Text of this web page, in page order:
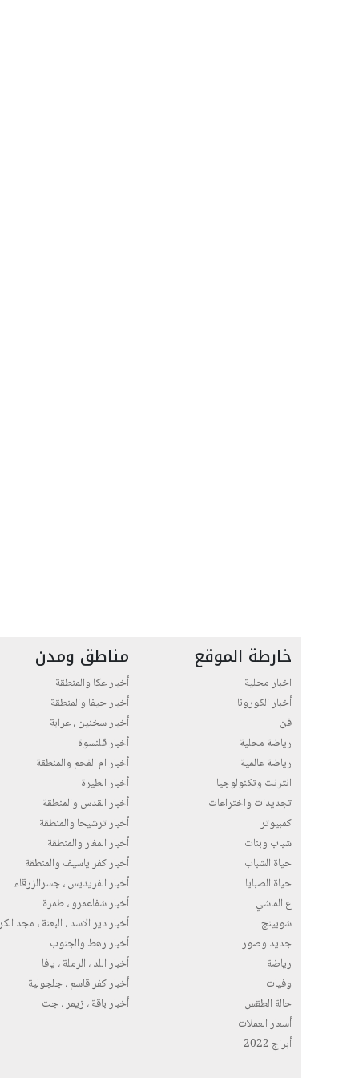
خارطة الموقع
اخبار محلية
أخبار الكورونا
فن
رياضة محلية
رياضة عالمية
انترنت وتكنولوجيا
تجديدات واختراعات
كمبيوتر
شباب وبنات
حياة الشباب
حياة الصبايا
ع الماشي
شوبينج
جديد وصور
رياضة
وفيات
حالة الطقس
أسعار العملات
أبراج 2022
مناطق ومدن
أخبار عكا والمنطقة
أخبار حيفا والمنطقة
أخبار سخنين ، عرابة
أخبار قلنسوة
أخبار ام الفحم والمنطقة
أخبار الطيرة
أخبار القدس والمنطقة
أخبار ترشيحا والمنطقة
أخبار المغار والمنطقة
أخبار كفر ياسيف والمنطقة
أخبار الفريديس ، جسرالزرقاء
أخبار شفاعمرو ، طمرة
أخبار دير الاسد ، البعنة ، مجد
أخبار رهط والجنوب
أخبار اللد ، الرملة ، يافا
أخبار كفر قاسم ، جلجولية
أخبار باقة ، زيمر ، جت